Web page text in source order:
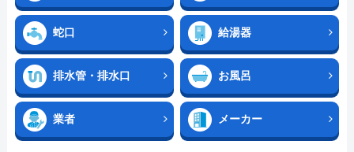
蛇口 給湯器
排水管・排水口 お風呂
業者 メーカー